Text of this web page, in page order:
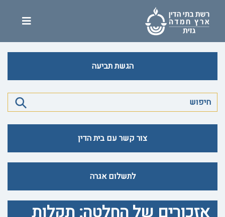
הגשת תביעה
צור קשר עם בית הדין
לתשלום אגרה
אזכורים של החלטה: תקלות